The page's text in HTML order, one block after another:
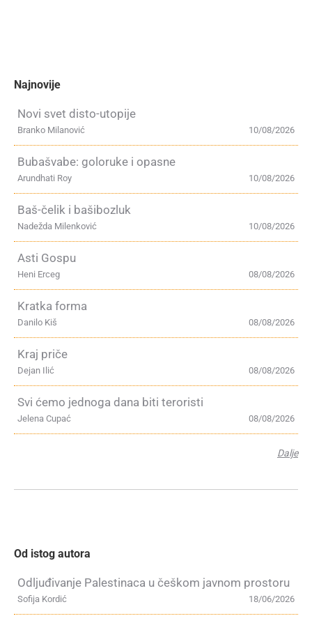
Najnovije
Novi svet disto-utopije
10/08/2026
Branko Milanović
Bubašvabe: goloruke i opasne
10/08/2026
Arundhati Roy
Baš-čelik i bašibozluk
10/08/2026
Nadežda Milenković
Asti Gospu
08/08/2026
Heni Erceg
Kratka forma
08/08/2026
Danilo Kiš
Kraj priče
08/08/2026
Dejan Ilić
Svi ćemo jednoga dana biti teroristi
08/08/2026
Jelena Cupać
Dalje
Od istog autora
Odljuđivanje Palestinaca u češkom javnom prostoru
18/06/2026
Sofija Kordić